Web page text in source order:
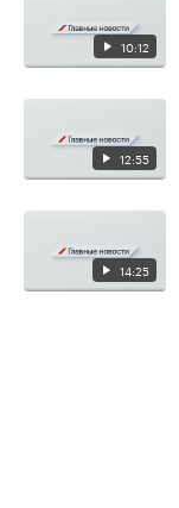
10:12
12:55
14:25